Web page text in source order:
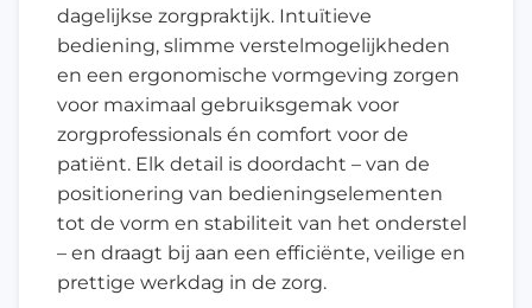
dagelijkse zorgpraktijk. Intuïtieve
bediening, slimme verstelmogelijkheden
en een ergonomische vormgeving zorgen
voor maximaal gebruiksgemak voor
zorgprofessionals én comfort voor de
patiënt. Elk detail is doordacht – van de
positionering van bedieningselementen
tot de vorm en stabiliteit van het onderstel
– en draagt bij aan een efficiënte, veilige en
prettige werkdag in de zorg.